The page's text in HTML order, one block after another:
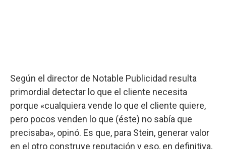
Según el director de Notable Publicidad resulta
primordial detectar lo que el cliente necesita
porque «cualquiera vende lo que el cliente quiere,
pero pocos venden lo que (éste) no sabía que
precisaba», opinó. Es que, para Stein, generar valor
en el otro construye reputación y eso, en definitiva,